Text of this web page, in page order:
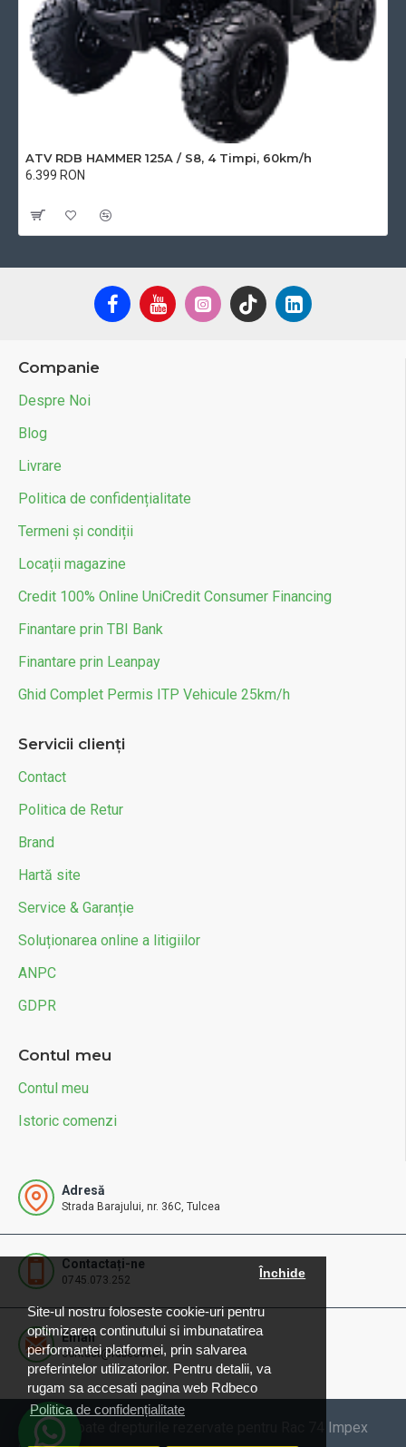
Site-ul nostru foloseste cookie-uri pentru
optimizarea continutului si imbunatatirea
performantei platformei, prin salvarea
preferintelor utilizatorilor. Pentru detalii, va
rugam sa accesati pagina web Rdbeco
Politica de confidențialitate
Închide
ATV RDB HAMMER 125A / S8, 4 Timpi, 60km/h
6.399 RON
Companie
Despre Noi
Blog
Livrare
Politica de confidențialitate
Termeni și condiții
Locații magazine
Credit 100% Online UniCredit Consumer Financing
Finantare prin TBI Bank
Finantare prin Leanpay
Ghid Complet Permis ITP Vehicule 25km/h
Servicii clienți
Contact
Politica de Retur
Brand
Hartă site
Service & Garanție
Soluționarea online a litigiilor
ANPC
GDPR
Contul meu
Contul meu
Istoric comenzi
Adresă
Strada Barajului, nr. 36C, Tulcea
Contactați-ne
0745.073.252
Email
contact@rdbeco.ro
© 2025 Toate drepturile rezervate pentru Rac 74 Impex